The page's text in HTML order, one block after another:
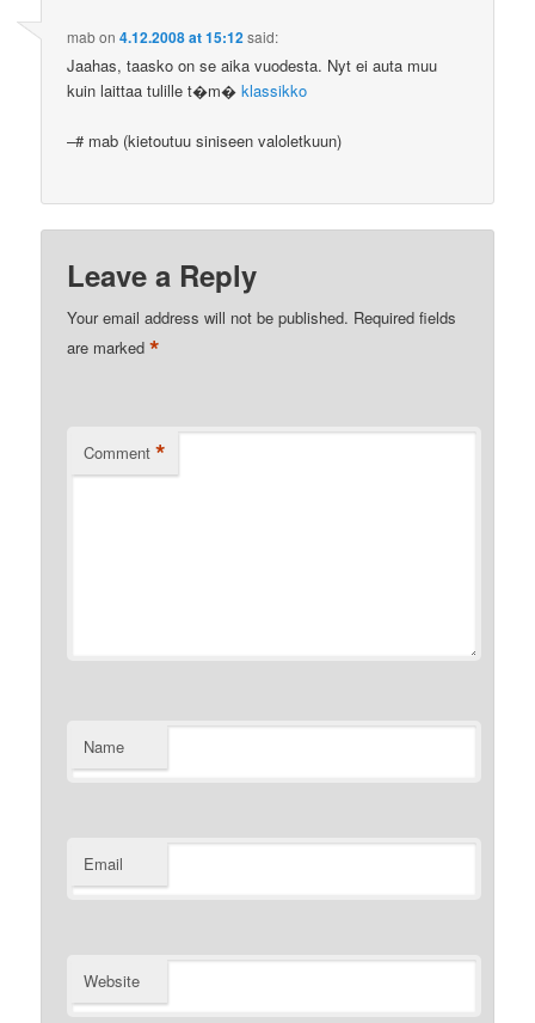
mabon4.12.2008 at 15:12said:
Jaahas, taasko on se aika vuodesta. Nyt ei auta muu
kuin laittaa tulille t�m�klassikko
–# mab (kietoutuu siniseen valoletkuun)
Leave a Reply
Your email address will not be published. Required fields
are marked*
Comment *
Name
Email
Website